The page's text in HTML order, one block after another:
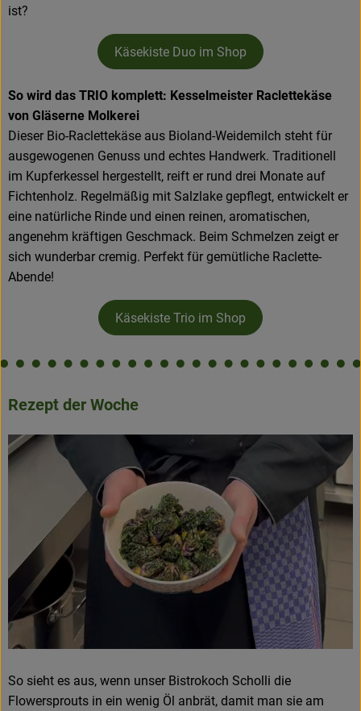
ist?
Käsekiste Duo im Shop
So wird das TRIO komplett: Kesselmeister Raclettekäse
von Gläserne Molkerei
Dieser Bio-Raclettekäse aus Bioland-Weidemilch steht für
ausgewogenen Genuss und echtes Handwerk. Traditionell
im Kupferkessel hergestellt, reift er rund drei Monate auf
Fichtenholz. Regelmäßig mit Salzlake gepflegt, entwickelt er
eine natürliche Rinde und einen reinen, aromatischen,
angenehm kräftigen Geschmack. Beim Schmelzen zeigt er
sich wunderbar cremig. Perfekt für gemütliche Raclette-
Abende!
Käsekiste Trio im Shop
Rezept der Woche
So sieht es aus, wenn unser Bistrokoch Scholli die
Flowersprouts in ein wenig Öl anbrät, damit man sie am